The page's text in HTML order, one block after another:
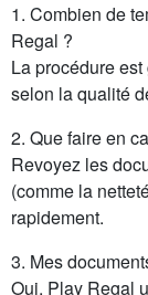
1. Combien de
Regal ?
La procédure
selon la qualité
2. Que faire en
Revoyez les
(comme la
rapidement.
3. Mes
Oui, Play Regal